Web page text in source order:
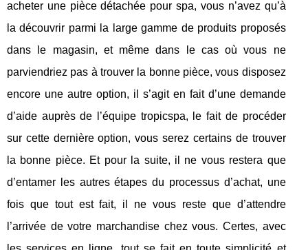
acheter une pièce détachée pour spa, vous n’avez qu’à
la découvrir parmi la large gamme de produits proposés
dans le magasin, et même dans le cas où vous ne
parviendriez pas à trouver la bonne pièce, vous disposez
encore une autre option, il s’agit en fait d’une demande
d’aide auprès de l’équipe tropicspa, le fait de procéder
sur cette dernière option, vous serez certains de trouver
la bonne pièce. Et pour la suite, il ne vous restera que
d’entamer les autres étapes du processus d’achat, une
fois que tout est fait, il ne vous reste que d’attendre
l’arrivée de votre marchandise chez vous. Certes, avec